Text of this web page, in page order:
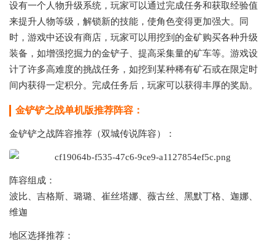
设有一个人物升级系统，玩家可以通过完成任务和获取经验值
来提升人物等级，解锁新的技能，使角色变得更加强大。同
时，游戏中还设有商店，玩家可以用挖到的金矿购买各种升级
装备，如增强挖掘力的金铲子、提高采集量的矿车等。游戏设
计了许多高难度的挑战任务，如挖到某种稀有矿石或在限定时
间内获得一定积分。完成任务后，玩家可以获得丰厚的奖励。
金铲铲之战单机版推荐阵容：
金铲铲之战阵容推荐（双城传说阵容）：
阵容组成：
波比、吉格斯、璐璐、崔丝塔娜、薇古丝、黑默丁格、迦娜、
维迦
地区选择推荐：